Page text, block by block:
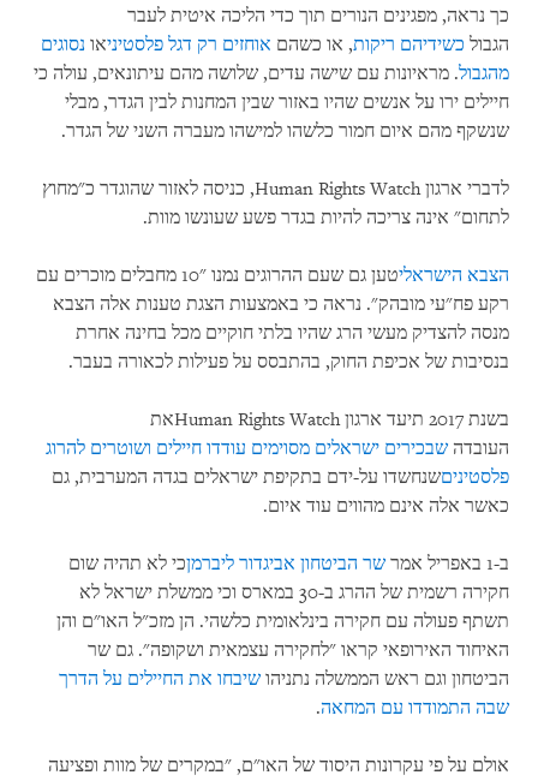
כך נראה, מפגינים הנורים תוך כדי הליכה איטית לעבר
הגבול כשידיהם ריקות, או כשהם אוחזים רק דגל פלסטיניאו נסוגים
מהגבול. מראיונות עם שישה עדים, שלושה מהם עיתונאים, עולה כי
חיילים ירו על אנשים שהיו באזור שבין המחנות לבין הגדר, מבלי
שנשקף מהם איום חמור כלשהו למישהו מעברה השני של הגדר.
לדברי ארגון Human Rights Watch, כניסה לאזור שהוגדר כ"מחוץ
לתחום" אינה צריכה להיות בגדר פשע שעונשו מוות.
הצבא הישראלי
טען גם שעם ההרוגים נמנו "10 מחבלים מוכרים עם
רקע פח"עי מובהק". נראה כי באמצעות הצגת טענות אלה הצבא
מנסה להצדיק מעשי הרג שהיו בלתי חוקיים מכל בחינה אחרת
בנסיבות של אכיפת החוק, בהתבסס על פעילות לכאורה בעבר.
בשנת 2017 תיעד ארגון Human Rights Watchאת
העובדה שבכירים ישראלים מסוימים עודדו חיילים ושוטרים להרוג
פלסטיניםשנחשדו על-ידם בתקיפת ישראלים בגדה המערבית, גם
כאשר אלה אינם מהווים עוד איום.
ב-1 באפריל אמר שר הביטחון אביגדור ליברמןכי לא תהיה שום
חקירה רשמית של ההרג ב-30 במארס וכי ממשלת ישראל לא
תשתף פעולה עם חקירה בינלאומית כלשהי. הן מזכ"ל האו"ם והן
האיחוד האירופאי קראו "לחקירה עצמאית ושקופה". גם שר
הביטחון וגם ראש הממשלה נתניהו שיבחו את החיילים על הדרך
שבה התמודדו עם המחאה.
אולם על פי עקרונות היסוד של האו"ם, "במקרים של מוות ופציעה